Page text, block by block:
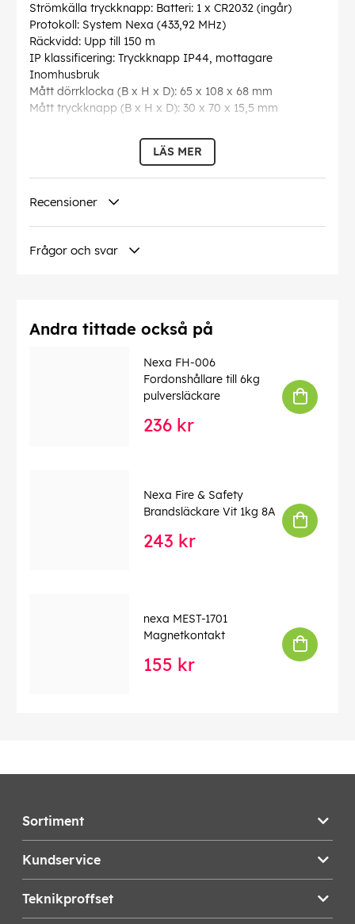
Strömkälla tryckknapp: Batteri: 1 x CR2032 (ingår)
Protokoll: System Nexa (433,92 MHz)
Räckvidd: Upp till 150 m
IP klassificering: Tryckknapp IP44, mottagare
Inomhusbruk
Mått dörrklocka (B x H x D): 65 x 108 x 68 mm
Mått tryckknapp (B x H x D): 30 x 70 x 15,5 mm
LÄS MER
Recensioner
Frågor och svar
Andra tittade också på
Nexa FH-006
Fordonshållare till 6kg
pulversläckare
236 kr
Nexa Fire & Safety
Brandsläckare Vit 1kg 8A
243 kr
nexa MEST-1701
Magnetkontakt
155 kr
Sortiment
Kundservice
Teknikproffset